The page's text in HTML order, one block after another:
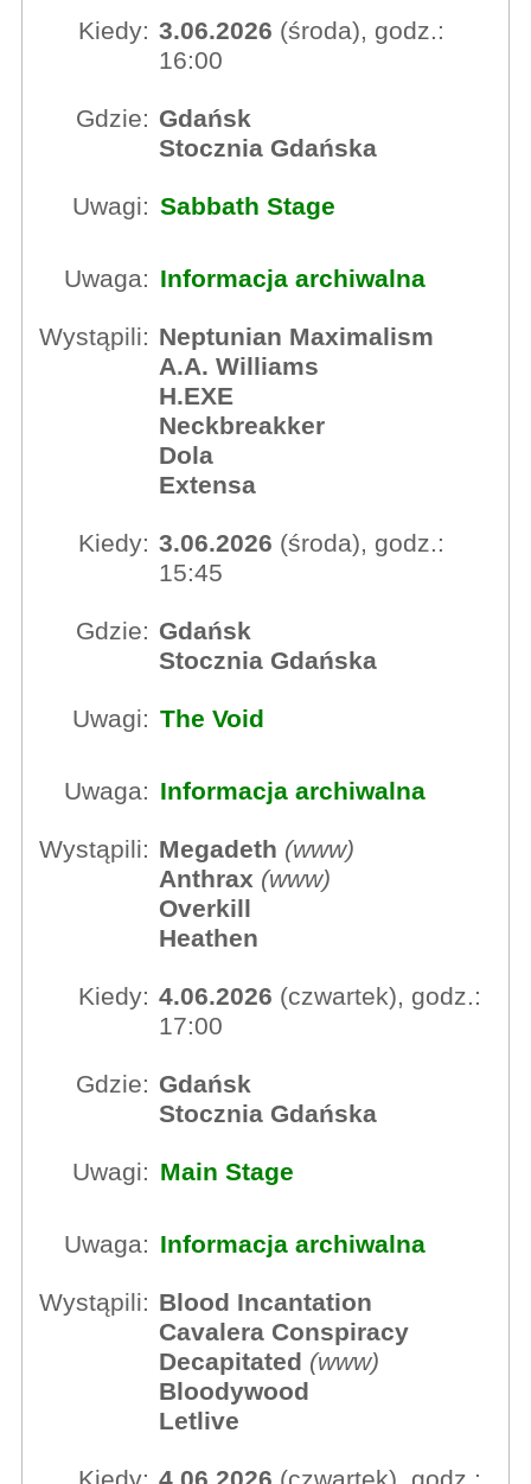
Kiedy: 3.06.2026 (środa), godz.:
16:00
Gdzie: Gdańsk
Stocznia Gdańska
Uwagi: Sabbath Stage
Uwaga: Informacja archiwalna
Wystąpili: Neptunian Maximalism
A.A. Williams
H.EXE
Neckbreakker
Dola
Extensa
Kiedy: 3.06.2026 (środa), godz.:
15:45
Gdzie: Gdańsk
Stocznia Gdańska
Uwagi: The Void
Uwaga: Informacja archiwalna
Wystąpili: Megadeth (www)
Anthrax (www)
Overkill
Heathen
Kiedy: 4.06.2026 (czwartek), godz.:
17:00
Gdzie: Gdańsk
Stocznia Gdańska
Uwagi: Main Stage
Uwaga: Informacja archiwalna
Wystąpili: Blood Incantation
Cavalera Conspiracy
Decapitated (www)
Bloodywood
Letlive